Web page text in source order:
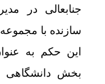
اعمال ضریب ۲.۷ برای اینترنت بین‌الملل صحت دارد؟ / واکنش سازمان تنظیم
یادداشت |
جنابعالی در
سازنده با
این حکم به
بخش دانشگاهی